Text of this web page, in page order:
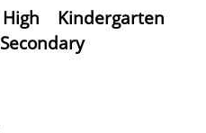
High
Kindergarten
Secondary